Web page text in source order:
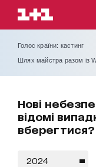
Голос країни: кастинг
Шлях майстра разом із
Нові
відомі
вберегтися?
2024